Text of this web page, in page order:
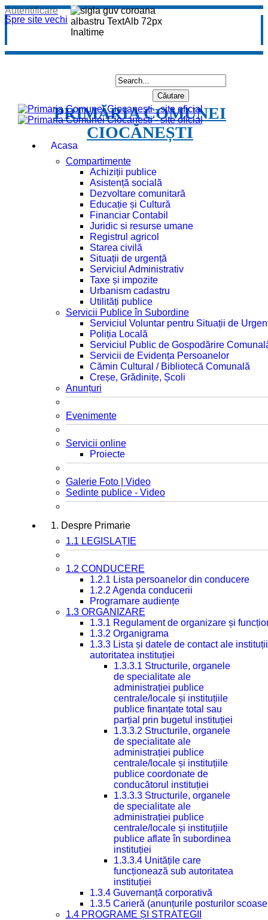
Spre site vechi
Autentificare
PRIMĂRIA COMUNEI
CIOCĂNEȘTI
Acasa
Compartimente
Achiziții publice
Asistență socială
Dezvoltare comunitară
Educație și Cultură
Financiar Contabil
Juridic si resurse umane
Registrul agricol
Starea civilă
Situații de urgență
Serviciul Administrativ
Taxe și impozite
Urbanism cadastru
Utilități publice
Servicii Publice în Subordine
Serviciul Voluntar pentru Situații de
Poliția Locală
Serviciul Public de Gospodărire
Servicii de Evidența Persoanelor
Cămin Cultural / Bibliotecă Comunală
Creșe, Grădinițe, Școli
Anunțuri
Evenimente
Servicii online
Proiecte
Galerie Foto | Video
Sedinte publice - Video
1. Despre Primarie
1.1 LEGISLAȚIE
1.2 CONDUCERE
1.2.1 Lista persoanelor din conducere
1.2.2 Agenda conducerii
Programare audiențe
1.3 ORGANIZARE
1.3.1 Regulament de organizare și
1.3.2 Organigrama
1.3.3 Lista și datele de contact ale
autoritatea instituției
1.3.3.1 Structurile, organele
de specialitate ale
administrației publice
centrale/locale și instituțiile
publice finanțate total sau
parțial prin bugetul instituției
1.3.3.2 Structurile, organele
de specialitate ale
administrației publice
centrale/locale și instituțiile
publice coordonate de
conducătorul instituției
1.3.3.3 Structurile, organele
de specialitate ale
administrației publice
centrale/locale și instituțiile
publice aflate în subordinea
instituției
1.3.3.4 Unitățile care
funcționează sub autoritatea
instituției
1.3.4 Guvernanță corporativă
1.3.5 Carieră (anunțurile posturilor
1.4 PROGRAME ȘI STRATEGII